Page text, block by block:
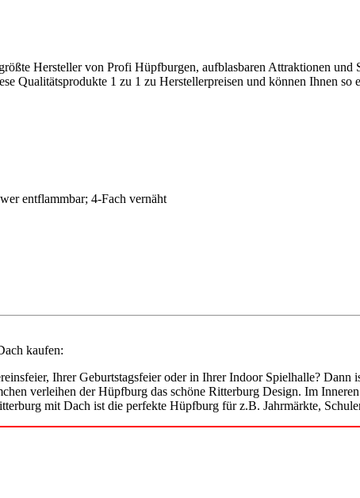
Hersteller von Profi Hüpfburgen, aufblasbaren Attraktionen und
Qualitätsprodukte 1 zu 1 zu Herstellerpreisen und können Ihnen so
entflammbar; 4-Fach vernäht
kaufen:
Ihrer Geburtstagsfeier oder in Ihrer Indoor Spielhalle?
verleihen der Hüpfburg das schöne Ritterburg Design. Im
mit Dach ist die perfekte Hüpfburg für z.B. Jahrmärkte,